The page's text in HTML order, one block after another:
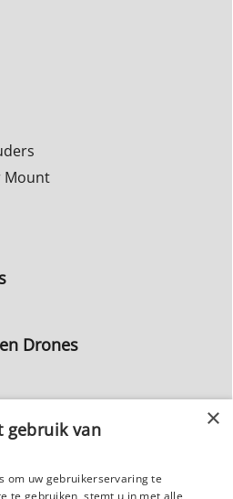
Mount
Drones
gebruik van
om uw gebruikerservaring te
te gebruiken, stemt u in met alle